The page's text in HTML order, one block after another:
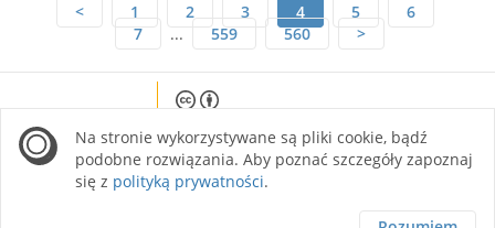
<
1 2 3 4 5
6
7
... 559 560 >
site is licensed under a Creative Commons
Attribution 4.0 International license.
Na stronie wykorzystywane są pliki cookie, bądź
podobne rozwiązania. Aby poznać szczegóły zapoznaj
się z polityką prywatności.